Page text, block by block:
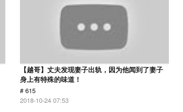
【越哥】丈夫发现妻子出轨，因为他闻到了妻子
身上有特殊的味道！
# 615
2018-10-24 07:53